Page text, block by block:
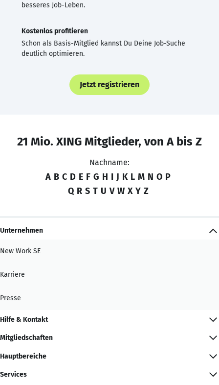
besseres Job-Leben.
Kostenlos profitieren
Schon als Basis-Mitglied kannst Du Deine Job-Suche
deutlich optimieren.
Jetzt registrieren
21 Mio. XING Mitglieder, von A bis Z
Nachname:
A B C D E F G H I J K L M N O P
Q R S T U V W X Y Z
Unternehmen
New Work SE
Karriere
Presse
Hilfe & Kontakt
Mitgliedschaften
Hauptbereiche
Services